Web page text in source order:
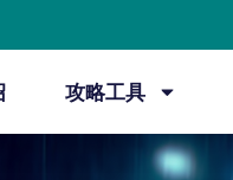
攻略工具